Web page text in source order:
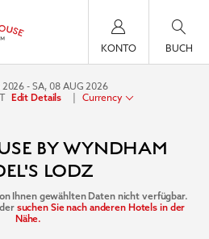
KONTO BUCH
2026 SA, 08 AUG 2026
Edit Details | Currency
BY WYNDHAM
LODZ
Ihnen gewählten Daten nicht verfügbar.
suchen Sie nach anderen Hotels in der
Nähe.